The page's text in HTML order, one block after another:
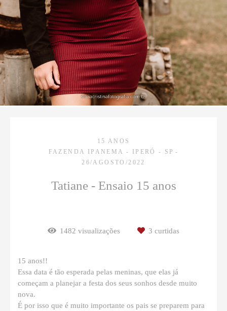
15 ANOS
FAZENDA IPANEMA - IPERÓ - SP
26/AGOSTO/2022
Tatiane - Ensaio 15 anos
1482 visualizações 3 curtidas
15 anos!!
Essa data é tão esperada pelas meninas, que elas já
começam a planejar a festa dos seus sonhos desde muito
nova.
É por isso que é muito importante os pais se preparem para